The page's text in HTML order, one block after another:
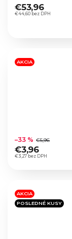
hodnotenie
produktu
hviezdičiek.
€44,60 bez DPH
€53,96
AKCIA
hodnotenie
produktu
je
hviezdičiek.
€3,27 bez DPH
–33 % €5,96
€3,96
AKCIA
POSLEDNÉ KUSY